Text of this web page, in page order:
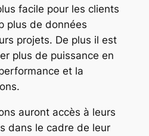
facile pour les clients
plus de données
projets. De plus il est
plus de puissance en
et la
auront accès à leurs
dans le cadre de leur